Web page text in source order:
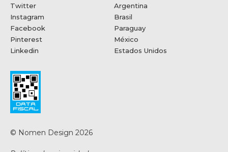
Twitter
Instagram
Facebook
Pinterest
Linkedin
Argentina
Brasil
Paraguay
México
Estados Unidos
© Nomen Design 2026